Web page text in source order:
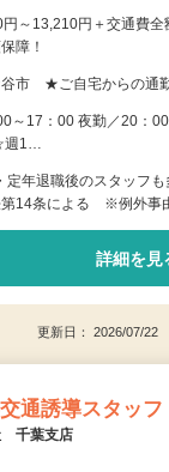
円～13,210円＋交通費
障！
谷市 ★ご自宅からの通
～17：00 夜勤／20：
週1…
定年退職後のスタッフ
第14条による ※例外事
詳細を見
更新日： 2026/07/22
通誘導スタッフ
千葉支店